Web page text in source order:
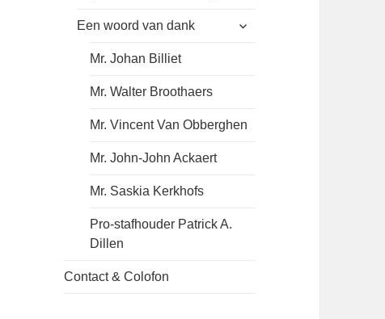
Een woord van dank
expand
Mr. Johan Billiet
Mr. Walter Broothaers
Mr. Vincent Van Obberghen
Mr. John-John Ackaert
Mr. Saskia Kerkhofs
Pro-stafhouder Patrick A.
Dillen
Contact & Colofon